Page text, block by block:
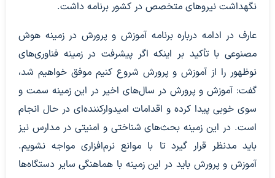
نگهداشت نیروهای متخصص در کشور برنامه داشت.
عارف در ادامه درباره برنامه آموزش و پرورش در زمینه هوش
مصنوعی با تأکید بر اینکه اگر پیشرفت در زمینه فناوری‌های
نوظهور را از آموزش و پرورش شروع کنیم موفق خواهیم شد،
گفت: آموزش و پرورش در سال‌های اخیر در این زمینه سمت و
سوی خوبی پیدا کرده و اقدامات امیدوارکننده‌ای در حال انجام
است. در این زمینه بحث‌های شناختی و امنیتی در مدارس نیز
باید مدنظر قرار گیرد تا با موانع نرم‌افزاری مواجه نشویم.
آموزش و پرورش باید در این زمینه با هماهنگی سایر دستگاه‌ها